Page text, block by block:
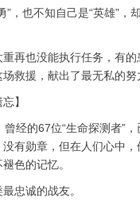
”，也不知自己是“英雄”，
再也没能执行任务，有
救援，献出了最无私的努
】
经的67位“生命探测者”
有勋章，但在人们心中
色的记忆。
忠诚的战友。